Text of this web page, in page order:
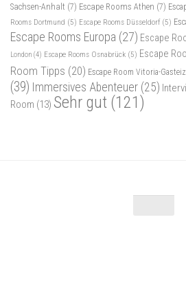
Sachsen-Anhalt (7) Escape Rooms Athen (7)
Rooms Dortmund (5) Escape Rooms Düsseldorf (5)
Escape Rooms Europa (27) Escape
London (4) Escape Rooms Osnabrück (5) Escape
Room Tipps (20) Escape Room Vitoria-Gasteiz
(39) Immersives Abenteuer (25)
Room (13) Sehr gut (121)